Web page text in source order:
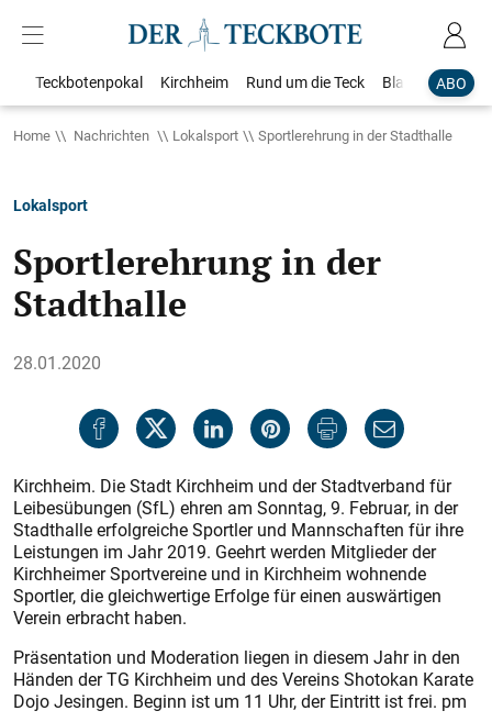
ABO
Teckbotenpokal Kirchheim Rund um die Teck Blaulicht
Home Nachrichten Lokalsport Sportlerehrung in der Stadthalle
Lokalsport
Sportlerehrung in der
Stadthalle
28.01.2020
Kirchheim. Die Stadt Kirchheim und der Stadtverband für
Leibesübungen (SfL) ehren am Sonntag, 9. Februar, in der
Stadthalle erfolgreiche Sportler und Mannschaften für ihre
Leistungen im Jahr 2019. Geehrt werden Mitglieder der
Kirchheimer Sportvereine und in Kirchheim wohnende
Sportler, die gleichwertige Erfolge für einen auswärtigen
Verein erbracht haben.
Präsentation und Moderation liegen in diesem Jahr in den
Händen der TG Kirchheim und des Vereins Shotokan Karate
Dojo Jesingen. Beginn ist um 11 Uhr, der Eintritt ist frei. pm